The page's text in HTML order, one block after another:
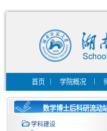
首页 | 学院概况 |
数学博士后科研流动
学科建设